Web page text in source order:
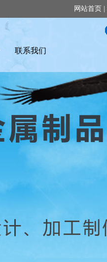
网站首页
联系我们